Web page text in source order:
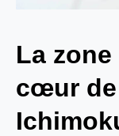
La
cœur de